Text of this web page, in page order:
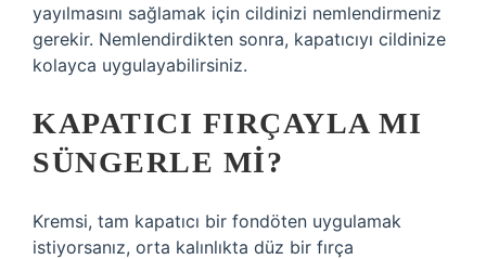
yayılmasını sağlamak için cildinizi nemlendirmeniz
gerekir. Nemlendirdikten sonra, kapatıcıyı cildinize
kolayca uygulayabilirsiniz.
KAPATICI FIRÇAYLA MI
SÜNGERLE MI?
Kremsi, tam kapatıcı bir fondöten uygulamak
istiyorsanız, orta kalınlıkta düz bir fırça